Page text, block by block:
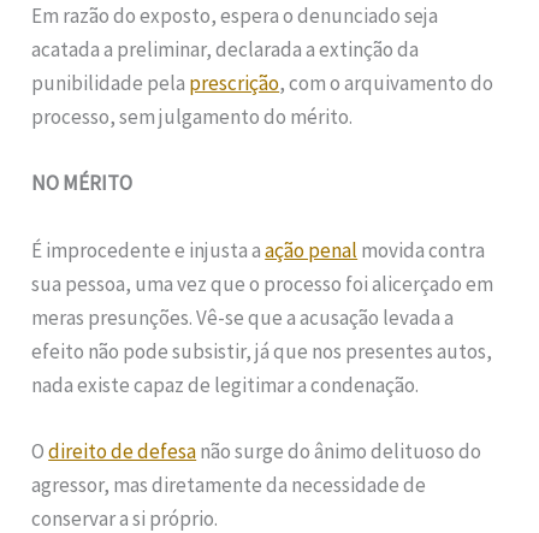
Em razão do exposto, espera o denunciado seja
acatada a preliminar, declarada a extinção da
punibilidade pela prescrição, com o arquivamento do
processo, sem julgamento do mérito.
NO MÉRITO
É improcedente e injusta aação penal movida contra
sua pessoa, uma vez que o processo foi alicerçado em
meras presunções. Vê-se que a acusação levada a
efeito não pode subsistir, já que nos presentes autos,
nada existe capaz de legitimar a condenação.
Odireito de defesanão surge do ânimo delituoso do
agressor, mas diretamente da necessidade de
conservar a si próprio.